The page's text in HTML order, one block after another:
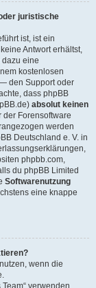
juristische
ist, ist ein
Antwort erhältst,
eine
kostenlosen
den Support oder
dass phpBB
absolut keinen
Forensoftware
werden
Deutschland e. V. in
phpbb.com,
du phpBB Limited
Softwarenutzung
eine knappe
wenn die
verwenden.